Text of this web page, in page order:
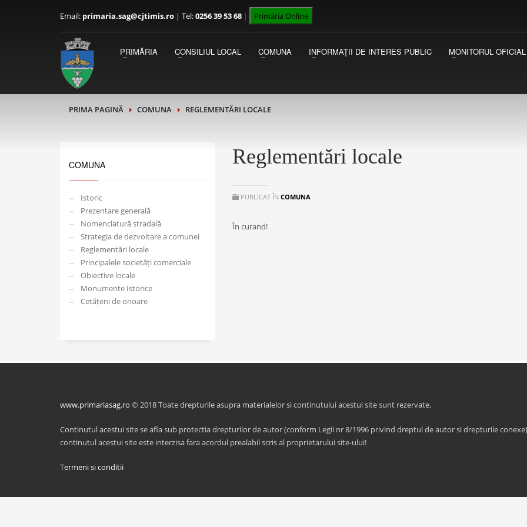
PRIMAR
Luni - Miercuri 09:00 - 13:00
Joi - Vineri 13:00 - 15:00
VICEPRIMAR
Luni - Miercuri 13:00 - 15:00
Email: primaria.sag@cjtimis.ro | Tel:0256 39 53 68 | Primăria Online
PRIMĂRIA CONSILIUL LOCAL COMUNA INFORMAȚII DE INTERES PUBLIC MONITORUL
PRIMA PAGINĂ COMUNA REGLEMENTĂRI LOCALE
COMUNA
Istoric
Prezentare generală
Nomenclatură stradală
Strategia de dezvoltare a comunei
Reglementări locale
Principalele societăți comerciale
Obiective locale
Monumente Istorice
Cetățeni de onoare
Reglementări locale
PUBLICAT ÎN COMUNA
În curand!
www.primariasag.ro © 2018 Toate drepturile asupra materialelor si continutului acestui site sunt rezervate.
Continutul acestui site se afla sub protectia drepturilor de autor (conform Legii nr 8/1996 privind dreptul de autor si drepturile
continutul acestui site este interzisa fara acordul prealabil scris al proprietarului site-ului!
Termeni si conditii